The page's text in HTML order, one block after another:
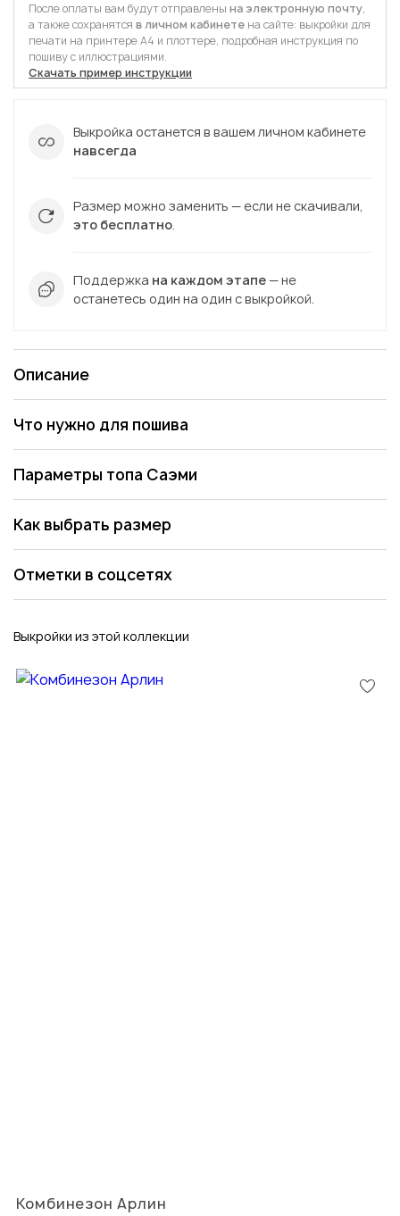
После оплаты вам будут отправлены на электронную почту,
а также сохранятся в личном кабинете на сайте: выкройки для
печати на принтере А4 и плоттере, подробная инструкция по
пошиву с иллюстрациями.
Скачать пример инструкции
Выкройка останется в вашем личном кабинете
навсегда
Размер можно заменить — если не скачивали,
это бесплатно.
Поддержка на каждом этапе — не
останетесь один на один с выкройкой.
Описание
Что нужно для пошива
Параметры топа Саэми
Как выбрать размер
Отметки в соцсетях
Выкройки из этой коллекции
Комбинезон Арлин